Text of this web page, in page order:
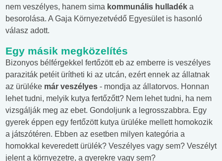
nem veszélyes, hanem sima kommunális hulladék a
besorolása. A Gaja Környezetvédő Egyesület is hasonló
válasz adott.
Egy másik megközelítés
Bizonyos bélférgekkel fertőzött eb az emberre is veszélyes
paraziták petéit ürítheti ki az utcán, ezért ennek az állatnak
az ürüléke már veszélyes - mondja az állatorvos. Honnan
lehet tudni, melyik kutya fertőzőtt? Nem lehet tudni, ha nem
vizsgálják meg az ebet. Gondoljunk a legrosszabbra. Egy
gyerek éppen egy fertőzött kutya ürüléke mellett homokozik
a játszótéren. Ebben az esetben milyen kategória a
homokkal keveredett ürülék? Veszélyes vagy sem? Veszélyt
jelent a környezetre, a gyerekre vagy sem?